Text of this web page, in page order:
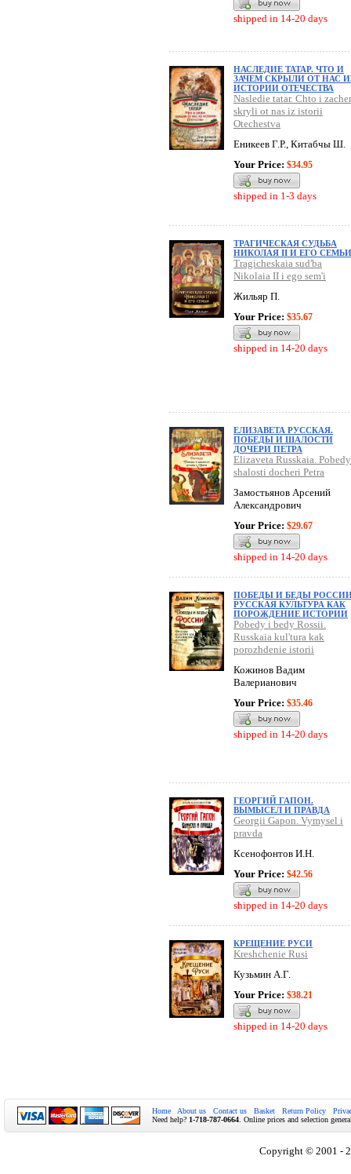
shipped in 14-20 days
НАСЛЕДИЕ ТАТАР. ЧТО И
ЗАЧЕМ СКРЫЛИ ОТ НАС
ИСТОРИИ ОТЕЧЕСТВА
Nasledie tatar. Chto i
skryli ot nas iz istorii
Otechestva
Еникеев Г.Р., Китабчы Ш.
Your Price: $34.95
shipped in 1-3 days
ТРАГИЧЕСКАЯ СУДЬБА
НИКОЛАЯ II И ЕГО СЕМЬИ
Tragicheskaia sud'ba
Nikolaia II i ego sem'i
Жильяр П.
Your Price: $35.67
shipped in 14-20 days
ЕЛИЗАВЕТА РУССКАЯ.
ПОБЕДЫ И ШАЛОСТИ
ДОЧЕРИ ПЕТРА
Elizaveta Russkaia.
shalosti docheri Petra
Замостьянов Арсений
Александрович
Your Price: $29.67
shipped in 14-20 days
ПОБЕДЫ И БЕДЫ
РУССКАЯ КУЛЬТУРА КАК
ПОРОЖДЕНИЕ ИСТОРИИ
Pobedy i bedy Rossii.
Russkaia kul'tura kak
porozhdenie istorii
Кожинов Вадим
Валерианович
Your Price: $35.46
shipped in 14-20 days
ГЕОРГИЙ ГАПОН.
ВЫМЫСЕЛ И ПРАВДА
Georgii Gapon. Vymysel i
pravda
Ксенофонтов И.Н.
Your Price: $42.56
shipped in 14-20 days
КРЕЩЕНИЕ РУСИ
Kreshchenie Rusi
Кузьмин А.Г.
Your Price: $38.21
shipped in 14-20 days
Home About us Contact us Basket Return Policy
Need help? 1-718-787-0664 . Online prices and selection
Copyright © 2001 -